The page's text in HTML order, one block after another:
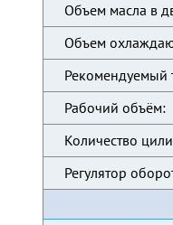
Объем масла в
Объем
Рекомендуемый
Рабочий объём:
Количество
Регулятор